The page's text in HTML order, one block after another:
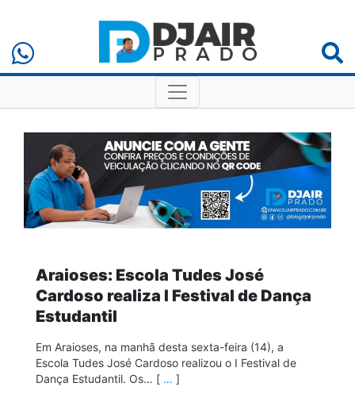
Araioses: Escola Tudes José
Cardoso realiza I Festival de Dança
Estudantil
Em Araioses, na manhã desta sexta-feira (14), a
Escola Tudes José Cardoso realizou o I Festival de
Dança Estudantil. Os… [ … ]